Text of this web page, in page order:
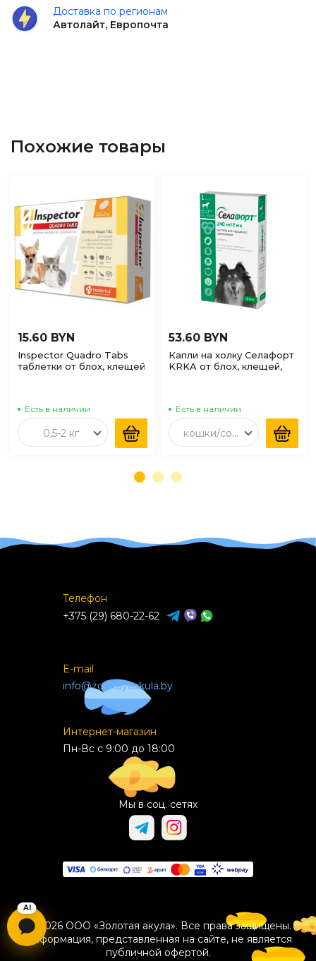
Доставка по регионам
Автолайт, Европочта
Похожие товары
15.60 BYN
Inspector Quadro Tabs
таблетки от блох, клещей
Есть в наличии
0,5-2 кг
53.60 BYN
Капли на холку Селафорт
KRKA от блох, клещей,
1шт*240мг/2мл
Есть в наличии
кошки/собаки до 2,5 кг
Телефон
+375 (29) 680-22-62
E-mail
info@zolotayaakula.by
Интернет-магазин
Пн-Вс с 9:00 до 18:00
Мы в соц. сетях
© 2026 ООО «Золотая акула». Все права защищены.
Информация, представленная на сайте, не является
публичной офертой.